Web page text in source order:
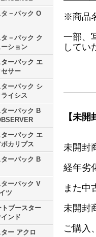
－パック O
－パック ク
ション
ーパック エ
サー
ーパック シ
イシス
ーパック B
ーパック エ
カリプス
ーパック B
ーパック V
ツ
ブースター
ンド
ー アクロ
※商品
一部、
してい
【未
未開封
経年劣
また中
未開封
ご購入